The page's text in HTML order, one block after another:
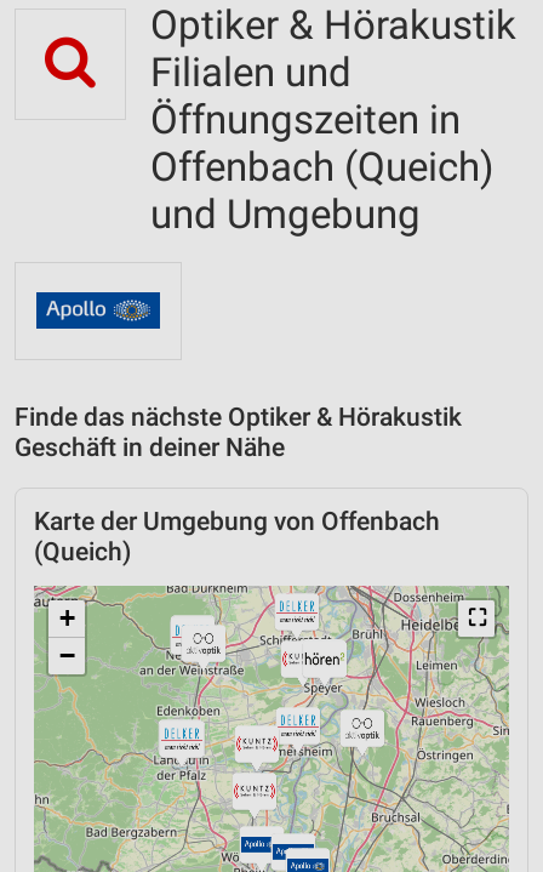
Optiker & Hörakustik
Filialen und
Öffnungszeiten in
Offenbach (Queich)
und Umgebung
Finde das nächste Optiker & Hörakustik
Geschäft in deiner Nähe
Karte der Umgebung von Offenbach
(Queich)
⛶
+
−